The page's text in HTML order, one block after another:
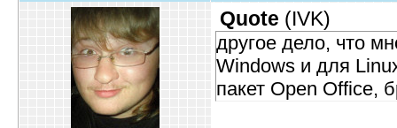
Quote (IVK)
другое дело, что
Windows и для
пакет Open Office,